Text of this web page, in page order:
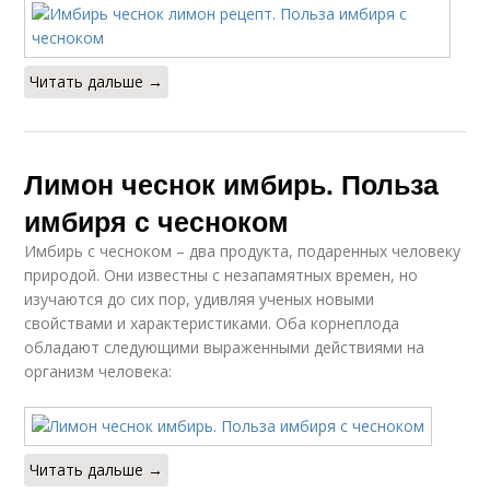
Читать дальше →
Лимон чеснок имбирь. Польза
имбиря с чесноком
Имбирь с чесноком – два продукта, подаренных человеку
природой. Они известны с незапамятных времен, но
изучаются до сих пор, удивляя ученых новыми
свойствами и характеристиками. Оба корнеплода
обладают следующими выраженными действиями на
организм человека:
Читать дальше →